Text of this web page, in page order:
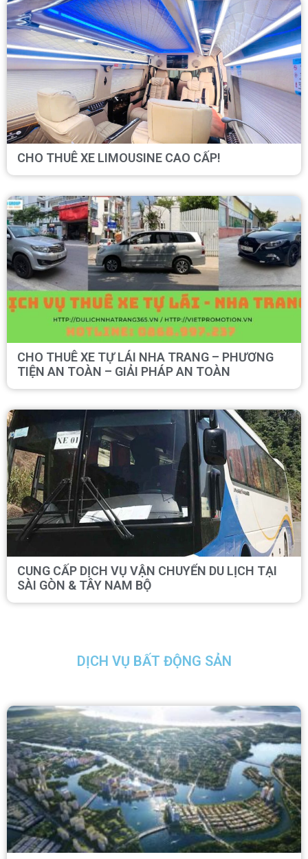
CHO THUÊ XE LIMOUSINE CAO CẤP!
CHO THUÊ XE TỰ LÁI NHA TRANG – PHƯƠNG
TIỆN AN TOÀN – GIẢI PHÁP AN TOÀN
CUNG CẤP DỊCH VỤ VẬN CHUYỂN DU LỊCH TẠI
SÀI GÒN & TÂY NAM BỘ
DỊCH VỤ BẤT ĐỘNG SẢN